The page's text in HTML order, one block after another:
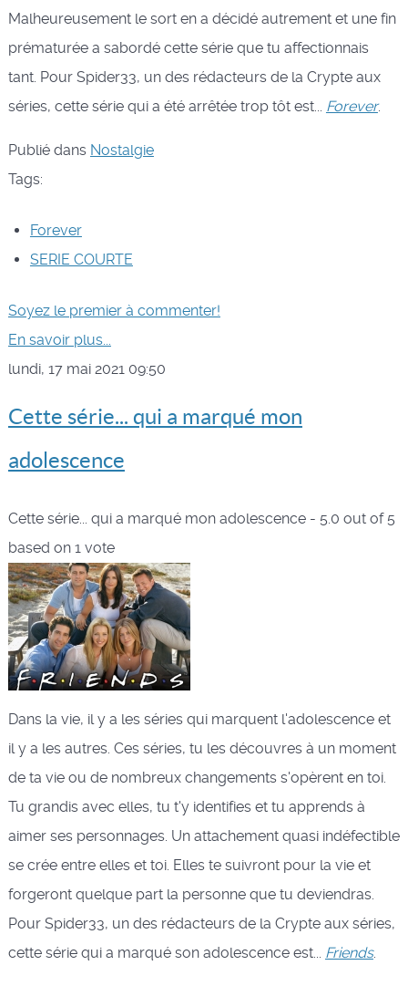
Malheureusement le sort en a décidé autrement et une fin
prématurée a sabordé cette série que tu affectionnais
tant. Pour Spider33, un des rédacteurs de la Crypte aux
séries, cette série qui a été arrêtée trop tôt est... Forever.
Publié dans Nostalgie
Tags:
Forever
SERIE COURTE
Soyez le premier à commenter!
En savoir plus...
lundi, 17 mai 2021 09:50
Cette série... qui a marqué mon
adolescence
Cette série... qui a marqué mon adolescence- 5.0 out of 5
based on 1vote
Dans la vie, il y a les séries qui marquent l'adolescence et
il y a les autres. Ces séries, tu les découvres à un moment
de ta vie ou de nombreux changements s'opèrent en toi.
Tu grandis avec elles, tu t'y identifies et tu apprends à
aimer ses personnages. Un attachement quasi indéfectible
se crée entre elles et toi. Elles te suivront pour la vie et
forgeront quelque part la personne que tu deviendras.
Pour Spider33, un des rédacteurs de la Crypte aux séries,
cette série qui a marqué son adolescence est... Friends.